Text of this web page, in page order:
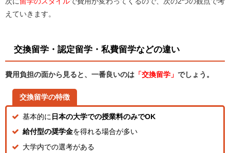
えていきます。
交換留学・認定留学・私費留学などの違い
費用負担の面から見ると、一番良いのは 「交換留学」 でしょう。
交換留学の特徴
基本的に 日本の大学での授業料のみでOK
給付型の奨学金を得れる場合が多い
大学内での選考がある